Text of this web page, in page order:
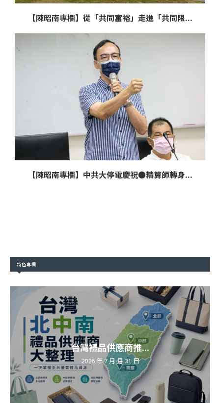
【陳昭南專欄】從「共同富裕」走進「共同限...
【陳昭南專欄】中共大停電慶祝●精算師轉身...
特色專欄
台灣禮品供應商推...
2026 年 7 月 月 31 日